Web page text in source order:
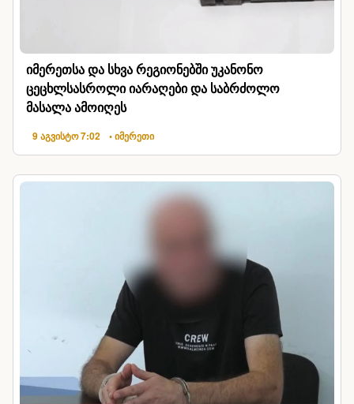
იმერეთსა და სხვა რეგიონებში უკანონო
ცეცხლსასროლი იარაღები და საბრძოლო
მასალა ამოიღეს
9 აგვისტო 7:02 • იმერეთი